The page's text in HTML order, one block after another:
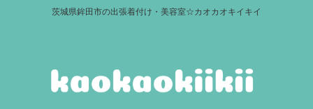
茨城県鉾田市の出張着付け・美容室☆カオカオキイキイ